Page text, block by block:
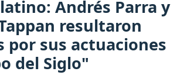
Andrés Parra y
resultaron
por sus actuaciones
del Siglo"